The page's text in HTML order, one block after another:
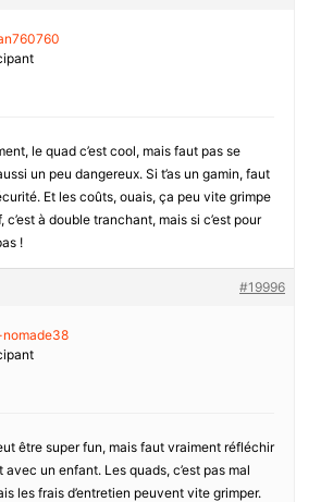
le quad c’est cool, mais faut pas se
un peu dangereux. Si t’as un gamin, faut
Et les coûts, ouais, ça peu vite grimpe
c’est à double tranchant, mais si c’est pour
!
#19996
nomade38
être super fun, mais faut vraiment réfléchir
un enfant. Les quads, c’est pas mal
les frais d’entretien peuvent vite grimper.